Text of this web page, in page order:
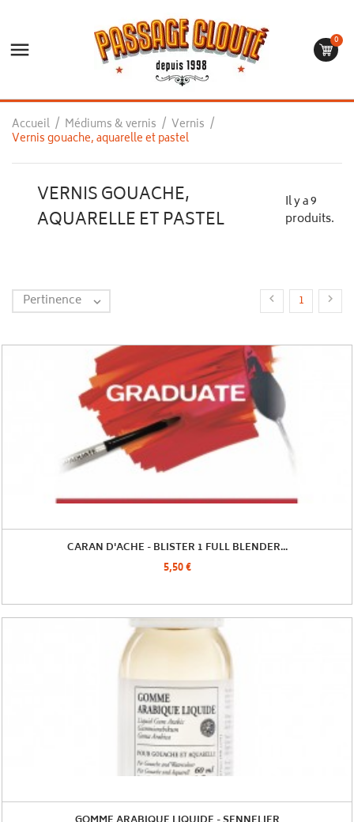
 0
Accueil Médiums & vernis Vernis
Vernis gouache, aquarelle et pastel
VERNIS GOUACHE,
AQUARELLE ET PASTEL
Il y a 9
produits.
Pertinence   1 
CARAN D'ACHE - BLISTER 1 FULL BLENDER...
5,50 €